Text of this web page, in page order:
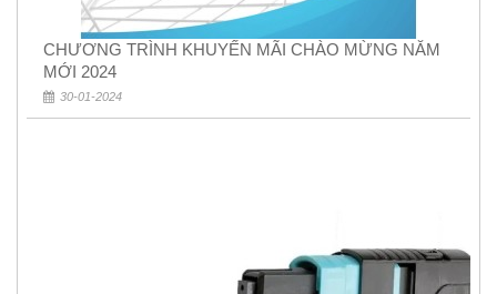
CHƯƠNG TRÌNH KHUYẾN MÃI CHÀO MỪNG NĂM
MỚI 2024
30-01-2024